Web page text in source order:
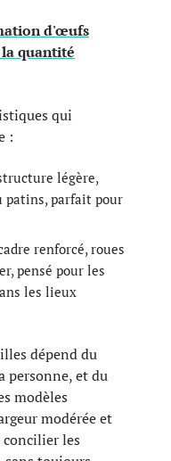
d'œufs
quantité
qui
:
légère,
patins, parfait pour
renforcé, roues
pensé pour les
les lieux
dépend du
personne, et du
modèles
modérée et
les